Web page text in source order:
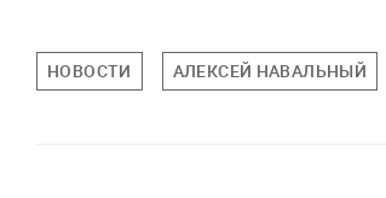
НОВОСТИ АЛЕКСЕЙ НАВАЛЬНЫЙ